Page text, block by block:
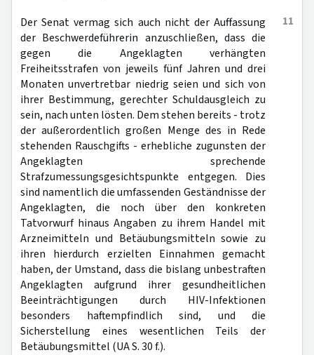
11
Der Senat vermag sich auch nicht der Auffassung
der Beschwerdeführerin anzuschließen, dass die
gegen die Angeklagten verhängten
Freiheitsstrafen von jeweils fünf Jahren und drei
Monaten unvertretbar niedrig seien und sich von
ihrer Bestimmung, gerechter Schuldausgleich zu
sein, nach unten lösten. Dem stehen bereits - trotz
der außerordentlich großen Menge des in Rede
stehenden Rauschgifts - erhebliche zugunsten der
Angeklagten sprechende
Strafzumessungsgesichtspunkte entgegen. Dies
sind namentlich die umfassenden Geständnisse der
Angeklagten, die noch über den konkreten
Tatvorwurf hinaus Angaben zu ihrem Handel mit
Arzneimitteln und Betäubungsmitteln sowie zu
ihren hierdurch erzielten Einnahmen gemacht
haben, der Umstand, dass die bislang unbestraften
Angeklagten aufgrund ihrer gesundheitlichen
Beeinträchtigungen durch HIV-Infektionen
besonders haftempfindlich sind, und die
Sicherstellung eines wesentlichen Teils der
Betäubungsmittel (UA S. 30 f.).